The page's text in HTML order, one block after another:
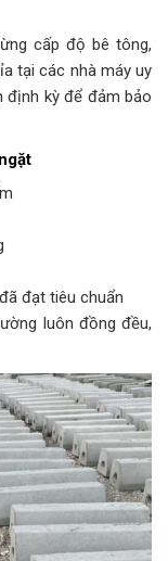
cấp độ bê tông,
tại các nhà máy uy
định kỳ để đảm bảo
đạt tiêu chuẩn
luôn đồng đều,